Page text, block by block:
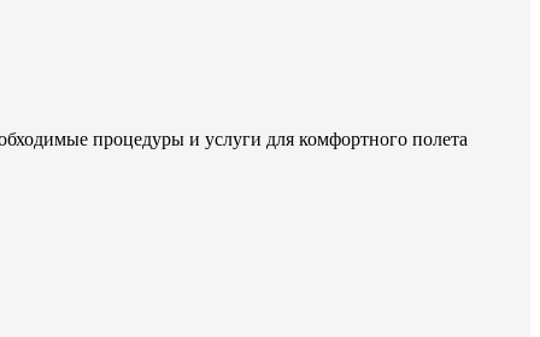
процедуры и услуги для комфортного полета